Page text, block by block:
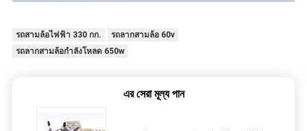
รถสามล้อไฟฟ้า 330 กก.
รถลากสามล้อ 60v
รถลากสามล้อกำลังโหลด 650w
এর সেরা মূল্য পান